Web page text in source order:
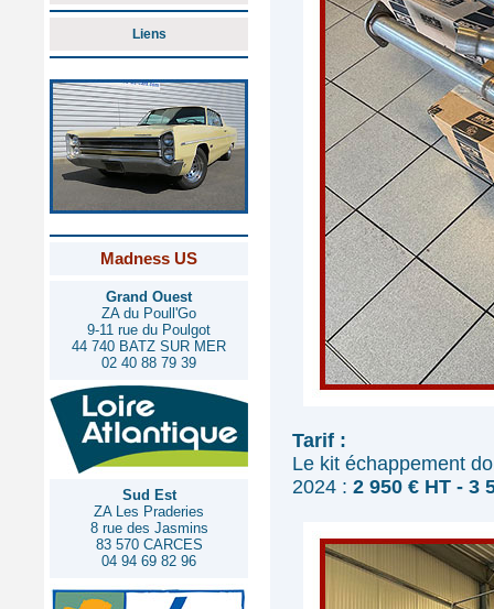
Liens
Madness US
Grand Ouest
ZA du Poull'Go
9-11 rue du Poulgot
44 740 BATZ SUR MER
02 40 88 79 39
Sud Est
ZA Les Praderies
8 rue des Jasmins
83 570 CARCES
04 94 69 82 96
Tarif :
Le kit échappement
2024 : 2 950 € HT - 3